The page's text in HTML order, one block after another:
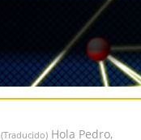
(Traducido) Hola Pedro,